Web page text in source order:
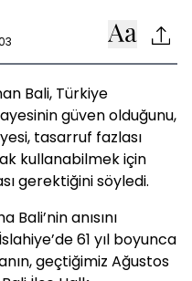
Bali, Türkiye
güven olduğunu,
tasarruf fazlası
kullanabilmek için
gerektiğini söyledi.
Bali’nin anısını
61 yıl boyunca
geçtiğimiz Ağustos